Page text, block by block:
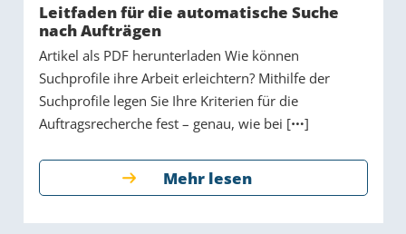
Leitfaden für die automatische Suche
nach Aufträgen
Artikel als PDF herunterladen Wie können
Suchprofile ihre Arbeit erleichtern? Mithilfe der
Suchprofile legen Sie Ihre Kriterien für die
Auftragsrecherche fest – genau, wie bei [
]
Mehr lesen